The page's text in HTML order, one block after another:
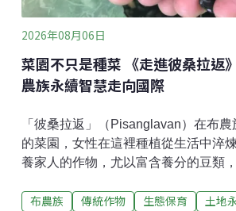
政策。（聯合新聞網報導）
2026年08月06日
菜園不只是種菜 《走進彼桑拉返
農族永續智慧走向國際
「彼桑拉返」（Pisanglavan）在布
的菜園，女性在這裡種植從生活中淬
養家人的作物，尤以富含養分的豆類
逐漸成為重要的保種與文化傳承場域
布農族 傳統作物 生態保育 土地